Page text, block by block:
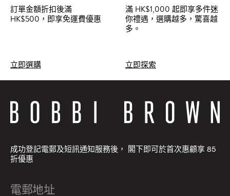
訂單金額折扣後滿
HK$500，即享免運費優惠
立即選購
滿 HK$1,000 起即享多件迷
你禮遇，選購越多，驚喜越
多。
立即探索
成功登記電郵及短訊通知服務後， 閣下即可於首次惠顧享 85
折優惠